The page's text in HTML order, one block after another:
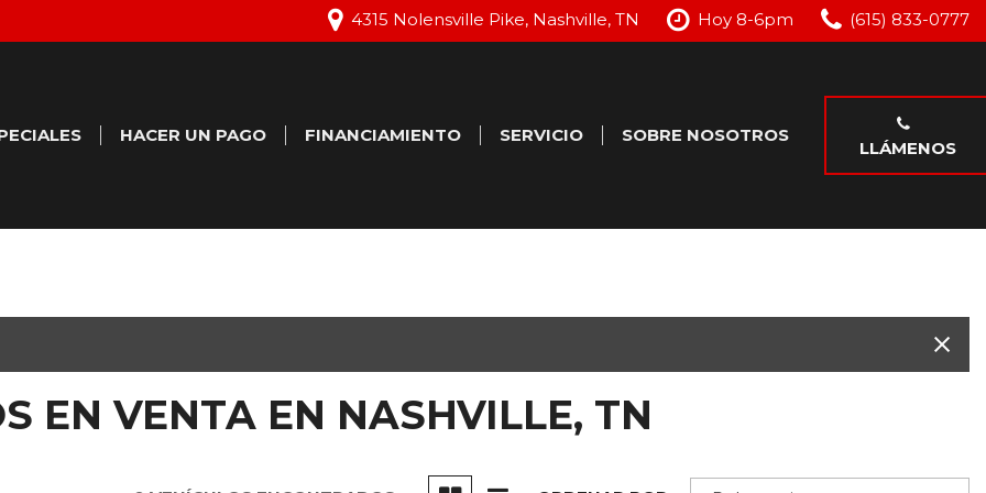
4315 Nolensville Pike, Nashville, TN Hoy 8-6pm (615) 833-0777
Especiales de
HACER UN PAGO FINANCIAMIENTO
Agendar Prueba de
SERVICIO
Servicio
SOBRE NOSOTROS
LLÁMENOS
EN VENTA EN NASHVILLE, TN